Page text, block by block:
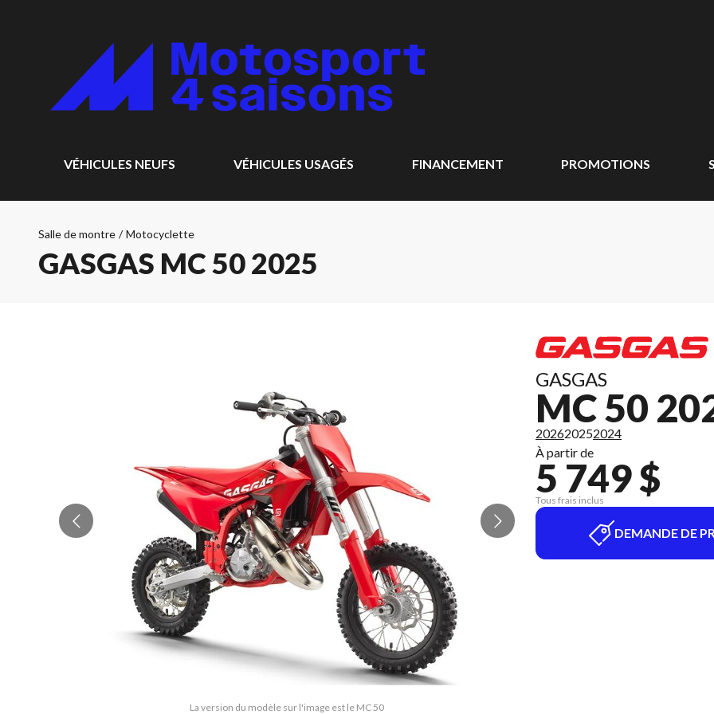
VÉHICULES NEUFS VÉHICULES USAGÉS FINANCEMENT PROMOTIONS
Salle de montre / Motocyclette
GASGAS MC 50 2025
La version du modèle sur l'image est le MC 50
GASGAS
MC 50
202620252024
À partir de
5 749 $
Tous frais inclus
DEMANDE DE